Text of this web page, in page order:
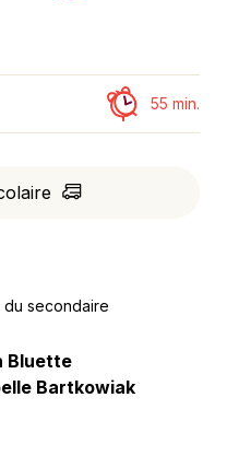
55 min.
secondaire
Bluette
Bartkowiak